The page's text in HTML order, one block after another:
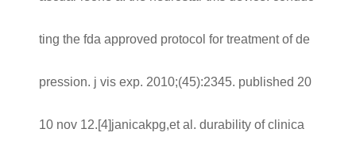
ting the fda approved protocol for treatment of de
pression. j vis exp. 2010;(45):2345. published 20
10 nov 12. [4]janicakpg,et al. durability of clinica